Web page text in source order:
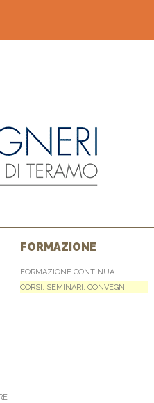
FORMAZIONE
FORMAZIONE CONTINUA
CORSI, SEMINARI, CONVEGNI